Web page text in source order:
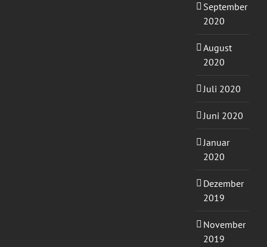
September
2020
August
2020
Juli 2020
Juni 2020
Januar
2020
Dezember
2019
November
2019